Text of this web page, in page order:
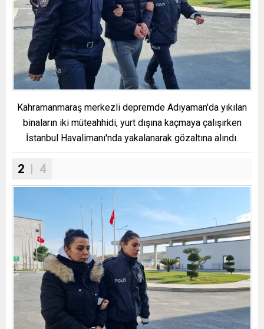
Kahramanmaraş merkezli depremde Adıyaman'da yıkılan
binaların iki müteahhidi, yurt dışına kaçmaya çalışırken
İstanbul Havalimanı'nda yakalanarak gözaltına alındı.
2 | 4